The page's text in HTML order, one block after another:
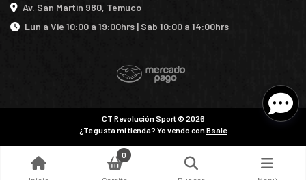
Av. San Martín 980, Temuco
Lun a Vie 10:00 a 19:00hrs | Sab 10:00 a 14:00hrs
CT Revolución Sport © 2026
¿Te gusta mi tienda? Yo vendo conBsale
0